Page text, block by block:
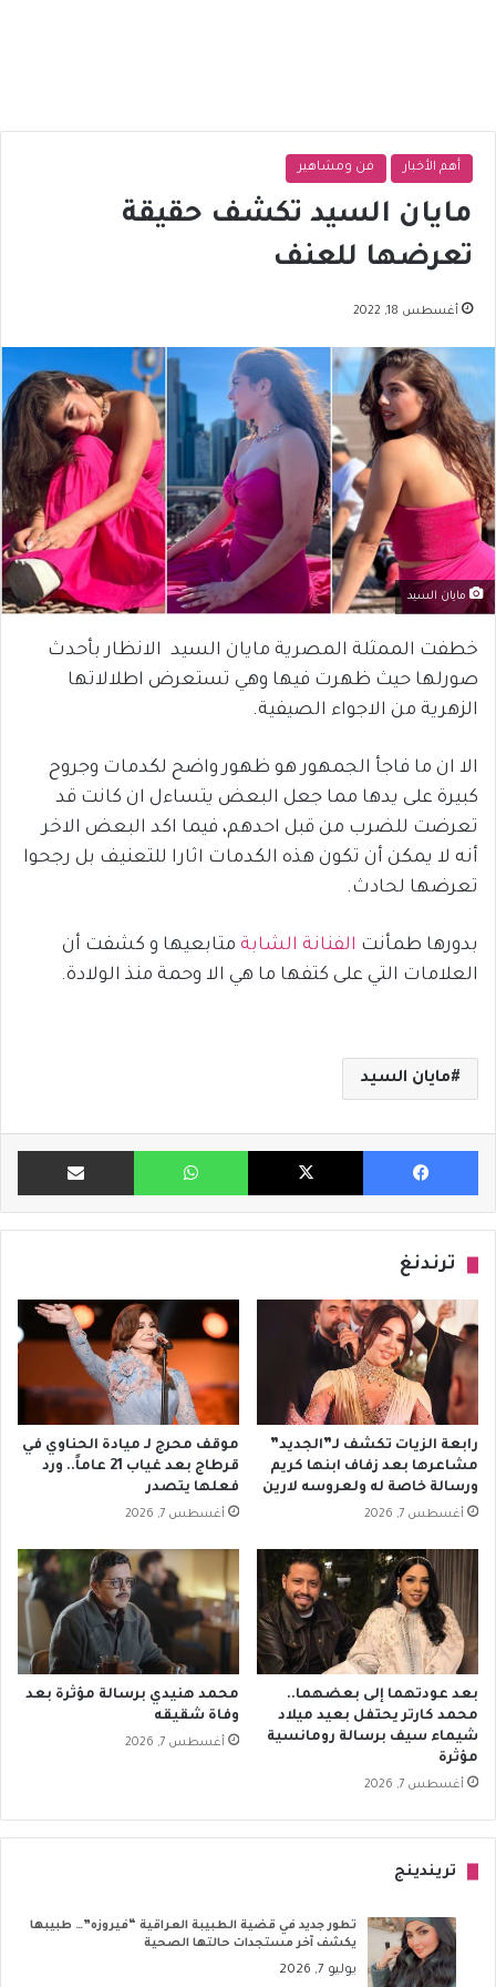
أهم الأخبار فن ومشاهير
مايان السيد تكشف حقيقة
تعرضها للعنف
أغسطس 18, 2022
مايان السيد
خطفت الممثلة المصرية مايان السيد الانظار بأحدث
صورلها حيث ظهرت فيها وهي تستعرض اطلالاتها
الزهرية من الاجواء الصيفية.
الا ان ما فاجأ الجمهور هو ظهور واضح لكدمات وجروح
كبيرة على يدها مما جعل البعض يتساءل ان كانت قد
تعرضت للضرب من قبل احدهم، فيما اكد البعض الاخر
أنه لا يمكن أن تكون هذه الكدمات اثارا للتعنيف بل رجحوا
تعرضها لحادث.
بدورها طمأنت الفنانة الشابة متابعيها و كشفت أن
العلامات التي على كتفها ما هي الا وحمة منذ الولادة.
مايان السيد
فيسبوك X واتساب مشاركة
ترندنغ
رابعة الزيات تكشف لـ”الجديد”
مشاعرها بعد زفاف ابنها كريم
ورسالة خاصة له ولعروسه لارين
أغسطس 7, 2026
موقف محرج لـ ميادة الحناوي في
قرطاج بعد غياب 21 عاماً.. ورد
فعلها يتصدر
أغسطس 7, 2026
بعد عودتهما إلى بعضهما..
محمد كارتر يحتفل بعيد ميلاد
شيماء سيف برسالة رومانسية
مؤثرة
أغسطس 7, 2026
محمد هنيدي برسالة مؤثرة بعد
وفاة شقيقه
أغسطس 7, 2026
تريندينج
تطور جديد في قضية الطبيبة العراقية “فيروزه”… طبيبها
يكشف آخر مستجدات حالتها الصحية
يوليو 7, 2026